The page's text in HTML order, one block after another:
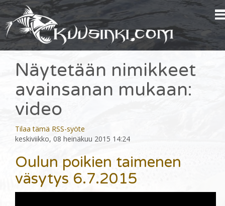
Näytetään nimikkeet
avainsanan mukaan:
video
Tilaa tämä RSS-syöte
keskiviikko, 08 heinäkuu 2015 14:24
Oulun poikien taimenen
väsytys 6.7.2015